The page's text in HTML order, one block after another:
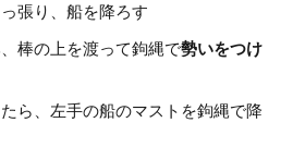
張り、船を降ろす
棒の上を渡って鉤縄で勢いをつけ
ら、左手の船のマストを鉤縄で降